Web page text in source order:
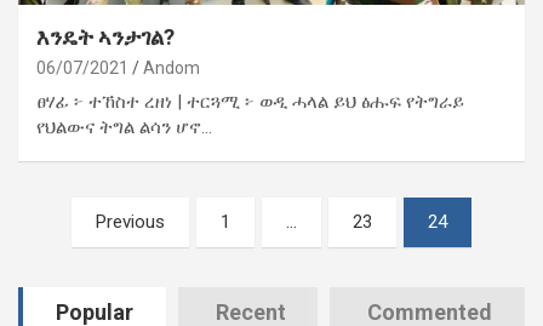
እንዴት ኣንታገል?
06/07/2021 Andom
ፀሃፊ ፦ ተኸስተ ረዘነ | ተርጓሚ ፦ ወዲ ሓላል ይህ ፅሑፍ የትግራይ
የህልውና ትግል ልሳን ሆኖ…
pagination
Previous 1 … 23 24
Popular Recent Commented